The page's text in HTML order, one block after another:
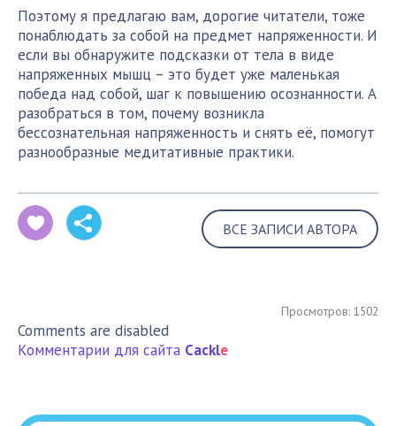
Поэтому я предлагаю вам, дорогие читатели, тоже
понаблюдать за собой на предмет напряженности. И
если вы обнаружите подсказки от тела в виде
напряженных мышц – это будет уже маленькая
победа над собой, шаг к повышению осознанности. А
разобраться в том, почему возникла
бессознательная напряженность и снять её, помогут
разнообразные медитативные практики.
ВСЕ ЗАПИСИ АВТОРА
Просмотров: 1502
Comments are disabled
Комментарии для сайта Cackle